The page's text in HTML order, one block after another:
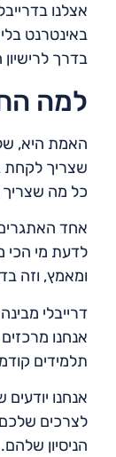
אצלנו
באינטרנט
בדרך
למה
האמת היא,
שצריך לקחת
כל מה שצריך
אחד
לדעת מי הכי
ומאמץ, וזה
דרייבלי
אנחנו
תלמידים
אנחנו
לצרכים
הניסיון שלהם.